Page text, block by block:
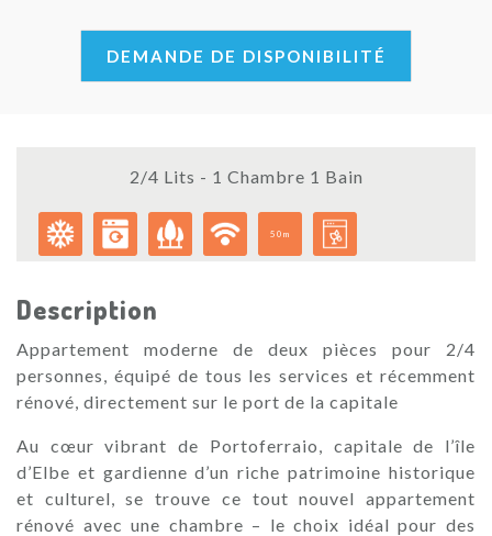
DEMANDE DE DISPONIBILITÉ
2/4 Lits - 1 Chambre 1 Bain
50m
Description
Appartement moderne de deux pièces pour 2/4
personnes, équipé de tous les services et récemment
rénové, directement sur le port de la capitale
Au cœur vibrant de Portoferraio, capitale de l’île
d’Elbe et gardienne d’un riche patrimoine historique
et culturel, se trouve ce tout nouvel appartement
rénové avec une chambre – le choix idéal pour des